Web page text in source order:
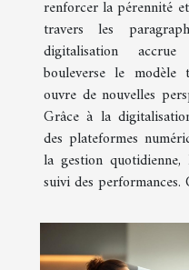
renforcer la pérennité
travers les
digitalisation
bouleverse le
ouvre de nouvelles
Grâce à la
des plateformes
la gestion
suivi des performances.